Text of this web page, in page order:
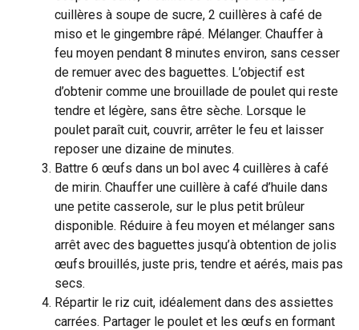
cuillères à soupe de sucre, 2 cuillères à café de
miso et le gingembre râpé. Mélanger. Chauffer à
feu moyen pendant 8 minutes environ, sans cesser
de remuer avec des baguettes. L’objectif est
d’obtenir comme une brouillade de poulet qui reste
tendre et légère, sans être sèche. Lorsque le
poulet paraît cuit, couvrir, arrêter le feu et laisser
reposer une dizaine de minutes.
Battre 6 œufs dans un bol avec 4 cuillères à café
de mirin. Chauffer une cuillère à café d’huile dans
une petite casserole, sur le plus petit brûleur
disponible. Réduire à feu moyen et mélanger sans
arrêt avec des baguettes jusqu’à obtention de jolis
œufs brouillés, juste pris, tendre et aérés, mais pas
secs.
Répartir le riz cuit, idéalement dans des assiettes
carrées. Partager le poulet et les œufs en formant